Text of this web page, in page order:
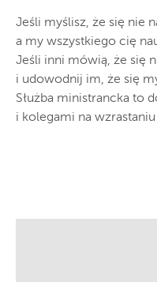
Jeśli myślisz, że się nie
a my wszystkiego cię
Jeśli inni mówią, że się
i udowodnij im, że się
Służba ministrancka to
i kolegami na